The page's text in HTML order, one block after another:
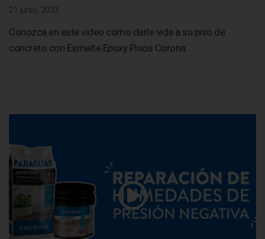
21 junio, 2023
Conozca en este video como darle vida a su piso de
concreto con Esmalte Epoxy Pisos Corona.